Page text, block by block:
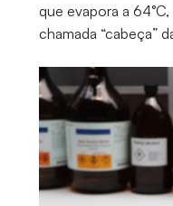
que evapora a
chamada “cabeça”